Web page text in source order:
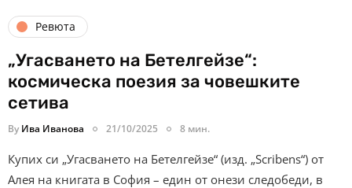
Ревюта
„Угасването на Бетелгейзе“:
космическа поезия за човешките
сетива
By Ива Иванова 21/10/2025 8 мин.
Купих си „Угасването на Бетелгейзе“ (изд. „Scribens“) от
Алея на книгата в София – един от онези следобеди, в